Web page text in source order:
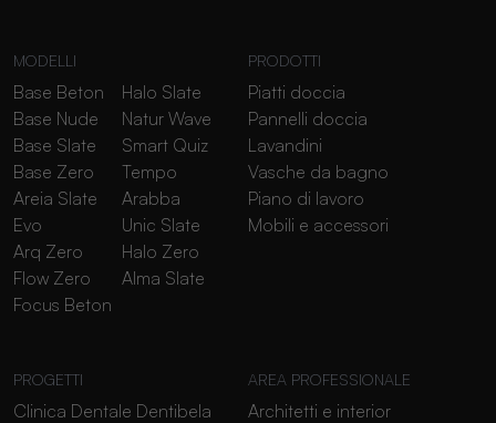
MODELLI
Base Beton
Base Nude
Base Slate
Base Zero
Areia Slate
Evo
Arq Zero
Flow Zero
Focus Beton
Halo Slate
Natur Wave
Smart Quiz
Tempo
Arabba
Unic Slate
Halo Zero
Alma Slate
PRODOTTI
Piatti doccia
Pannelli doccia
Lavandini
Vasche da bagno
Piano di lavoro
Mobili e accessori
PROGETTI
Clinica Dentale Dentibela
AREA PROFESSIONALE
Architetti e interior